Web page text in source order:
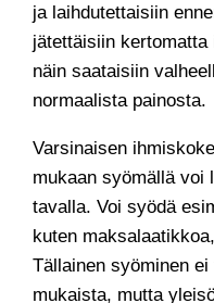
ja laihdutettaisiin
jätettäisiin
näin saataisiin
normaalista painosta.
Varsinaisen
mukaan syömällä voi
tavalla. Voi syödä
kuten
Tällainen syöminen
mukaista, mutta